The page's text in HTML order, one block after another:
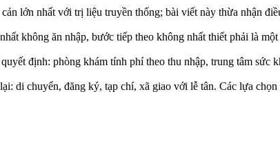
lớn nhất với trị liệu truyền thống; bài viết này thừa nhận
không ăn nhập, bước tiếp theo không nhất thiết phải là
định: phòng khám tính phí theo thu nhập, trung tâm sức
di chuyển, đăng ký, tạp chí, xã giao với lễ tân. Các lựa